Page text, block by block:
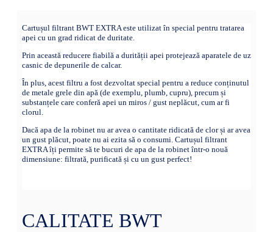
Cartușul filtrant BWT EXTRA este utilizat în special pentru tratarea
apei cu un grad ridicat de duritate.
Prin această reducere fiabilă a durității apei protejează aparatele de uz
casnic de depunerile de calcar.
În plus, acest filtru a fost dezvoltat special pentru a reduce conținutul
de metale grele din apă (de exemplu, plumb, cupru), precum și
substanțele care conferă apei un miros / gust neplăcut, cum ar fi
clorul.
Dacă apa de la robinet nu ar avea o cantitate ridicată de clor și ar avea
un gust plăcut, poate nu ai ezita să o consumi. Cartușul filtrant
EXTRA îți permite să te bucuri de apa de la robinet într-o nouă
dimensiune: filtrată, purificată și cu un gust perfect!
CALITATE BWT